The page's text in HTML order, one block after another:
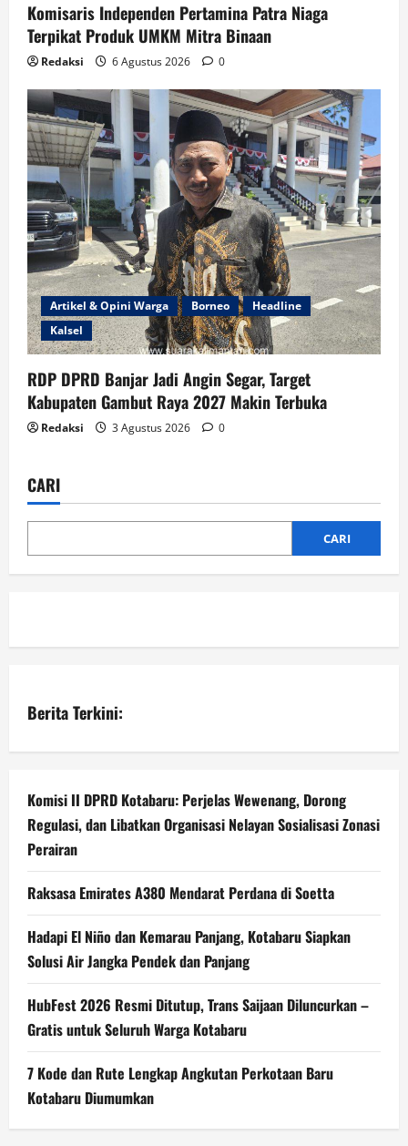
Komisaris Independen Pertamina Patra Niaga
Terpikat Produk UMKM Mitra Binaan
Redaksi 6 Agustus 2026 0
Artikel & Opini Warga Borneo
Headline
Kalsel
RDP DPRD Banjar Jadi Angin Segar, Target
Kabupaten Gambut Raya 2027 Makin Terbuka
Redaksi 3 Agustus 2026 0
CARI
CARI
Berita Terkini:
Komisi II DPRD Kotabaru: Perjelas Wewenang, Dorong
Regulasi, dan Libatkan Organisasi Nelayan Sosialisasi Zonasi
Perairan
Raksasa Emirates A380 Mendarat Perdana di Soetta
Hadapi El Niño dan Kemarau Panjang, Kotabaru Siapkan
Solusi Air Jangka Pendek dan Panjang
HubFest 2026 Resmi Ditutup, Trans Saijaan Diluncurkan –
Gratis untuk Seluruh Warga Kotabaru
7 Kode dan Rute Lengkap Angkutan Perkotaan Baru
Kotabaru Diumumkan